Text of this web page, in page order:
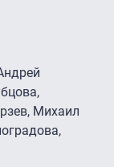
Михаил